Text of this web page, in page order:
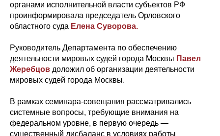
органами исполнительной власти субъектов РФ
проинформировала председатель Орловского
областного суда Елена Суворова.
Руководитель Департамента по обеспечению
деятельности мировых судей города Москвы Павел
Жеребцов доложил об организации деятельности
мировых судей города Москвы.
В рамках семинара‑совещания рассматривались
системные вопросы, требующие внимания на
федеральном уровне, в первую очередь —
существенный дисбаланс в условиях работы